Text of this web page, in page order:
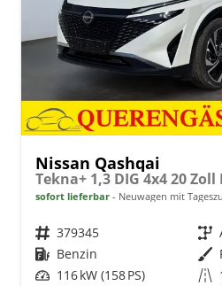
Nissan Qashqai
sofort lieferbar Neuwagen mit
Fahrzeugnr. 379345 Getriebe
Kraftstoff Benzin Außenfarbe
Leistung 116 kW (158 PS) Kilometerstand